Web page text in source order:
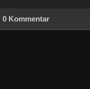
0 Kommentar